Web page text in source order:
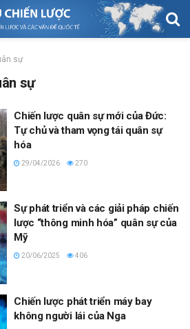
sự
sự
Chiến lược quân sự mới của Đức:
Tự chủ và tham vọng tái quân sự
hóa
29/04/2026 270
Sự phát triển và các giải pháp chiến
lược “thông minh hóa” quân sự của
Mỹ
20/06/2025 406
Chiến lược phát triển máy bay
không người lái của Nga